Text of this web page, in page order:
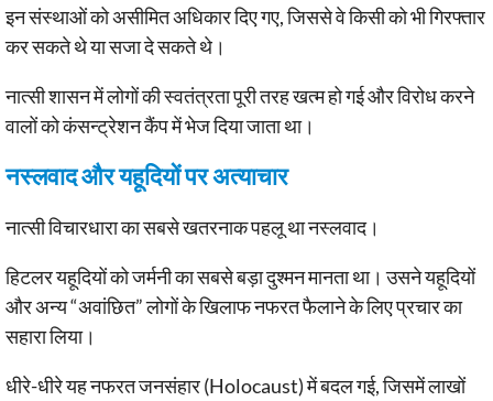
इन संस्थाओं को असीमित अधिकार दिए गए, जिससे वे किसी को भी गिरफ्तार
कर सकते थे या सजा दे सकते थे।
नात्सी शासन में लोगों की स्वतंत्रता पूरी तरह खत्म हो गई और विरोध करने
वालों को कंसन्ट्रेशन कैंप में भेज दिया जाता था।
नस्लवाद और यहूदियों पर अत्याचार
नात्सी विचारधारा का सबसे खतरनाक पहलू था नस्लवाद।
हिटलर यहूदियों को जर्मनी का सबसे बड़ा दुश्मन मानता था। उसने यहूदियों
और अन्य “अवांछित” लोगों के खिलाफ नफरत फैलाने के लिए प्रचार का
सहारा लिया।
धीरे-धीरे यह नफरत जनसंहार (Holocaust) में बदल गई, जिसमें लाखों